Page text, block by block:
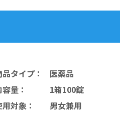
品タイプ：
医薬品
容量：
1箱100錠
用対象：
男女兼用